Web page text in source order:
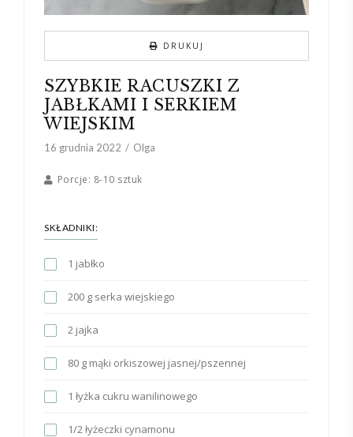
DRUKUJ
SZYBKIE RACUSZKI Z
JABŁKAMI I SERKIEM
WIEJSKIM
16 grudnia 2022 Olga
Porcje: 8-10 sztuk
SKŁADNIKI:
1 jabłko
200 g serka wiejskiego
2 jajka
80 g mąki orkiszowej jasnej/pszennej
1 łyżka cukru wanilinowego
1/2 łyżeczki cynamonu